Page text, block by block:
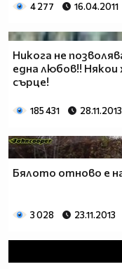
4 277 16.04.2011
Никога не
една любов!!
сърце!
185 431 28.11.2013
Бялото отново е
3 028 23.11.2013